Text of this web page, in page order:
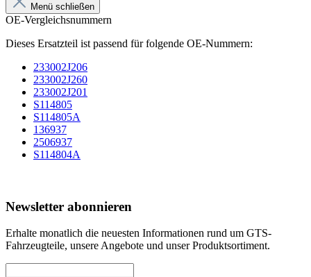
Menü schließen
OE-Vergleichsnummern
Dieses Ersatzteil ist passend für folgende OE-Nummern:
233002J206
233002J260
233002J201
S114805
S114805A
136937
2506937
S114804A
Newsletter abonnieren
Erhalte monatlich die neuesten Informationen rund um GTS-
Fahrzeugteile, unsere Angebote und unser Produktsortiment.